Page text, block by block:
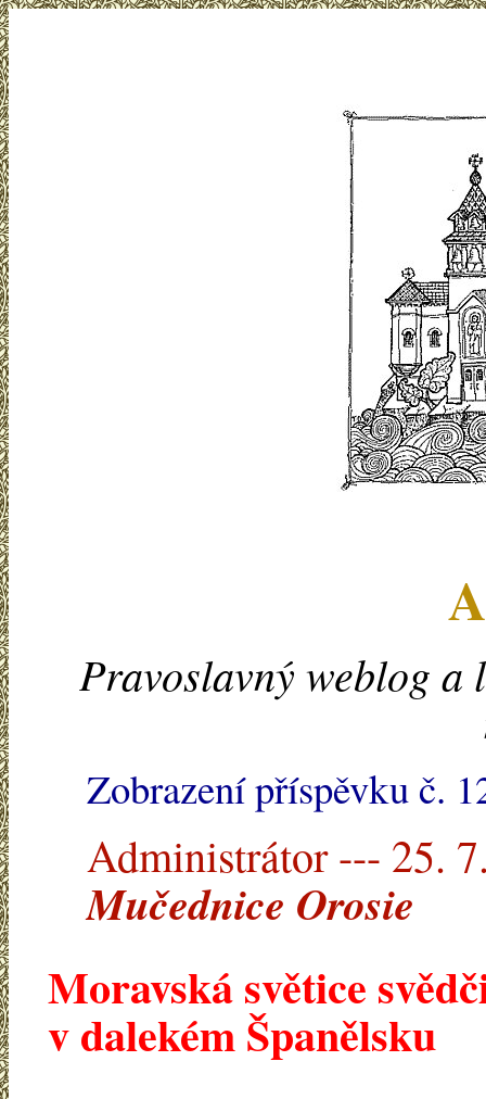
Pravoslavný weblog a
Zobrazení příspěvku č.
Administrátor --- 25.
Mučednice Orosie
Moravská světice
v dalekém Španělsku